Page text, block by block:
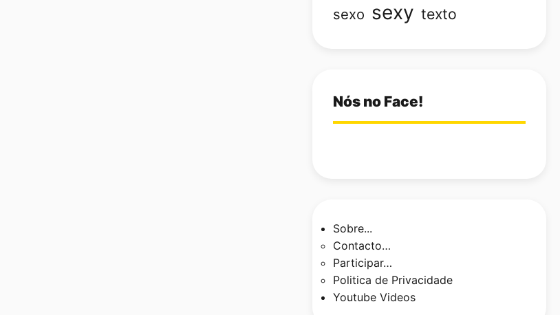
sexo sexy texto
Nós no Face!
Sobre...
Contacto…
Participar…
Politica de Privacidade
Youtube Videos